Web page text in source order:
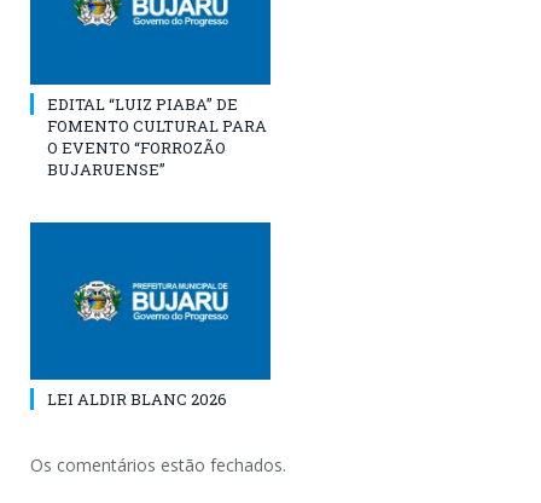
EDITAL “LUIZ PIABA” DE
FOMENTO CULTURAL PARA
O EVENTO “FORROZÃO
BUJARUENSE”
LEI ALDIR BLANC 2026
Os comentários estão fechados.